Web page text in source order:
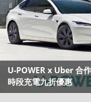
U-POWER x Uber 合
時段充電九折優惠